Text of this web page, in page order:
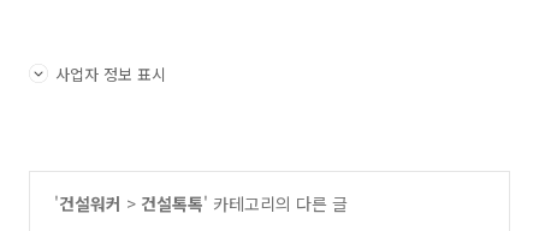
사업자 정보 표시
'건설워커 > 건설톡톡' 카테고리의 다른 글